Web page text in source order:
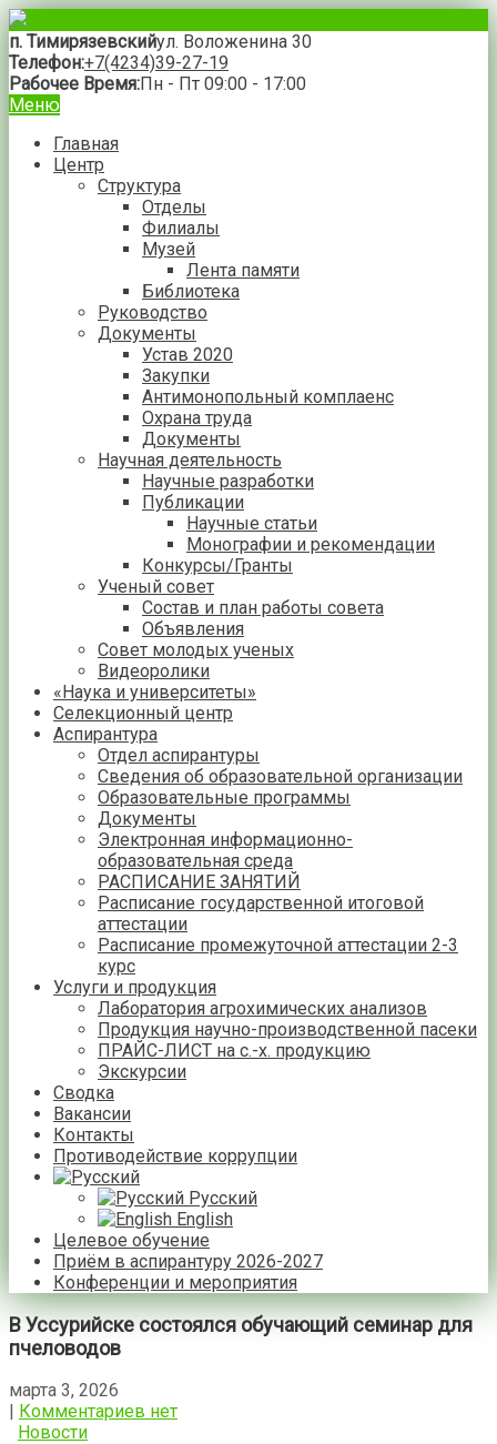
п. Тимирязевскийул. Воложенина 30
Телефон:+7(4234)39-27-19
Рабочее Время:Пн - Пт 09:00 - 17:00
Меню
Главная
Центр
Структура
Отделы
Филиалы
Музей
Лента памяти
Библиотека
Руководство
Документы
Устав 2020
Закупки
Антимонопольный комплаенс
Охрана труда
Документы
Научная деятельность
Научные разработки
Публикации
Научные статьи
Монографии и рекомендации
Конкурсы/Гранты
Ученый совет
Состав и план работы совета
Объявления
Совет молодых ученых
Видеоролики
«Наука и университеты»
Селекционный центр
Аспирантура
Отдел аспирантуры
Сведения об образовательной организации
Образовательные программы
Документы
Электронная информационно-
образовательная среда
РАСПИСАНИЕ ЗАНЯТИЙ
Расписание государственной итоговой
аттестации
Расписание промежуточной аттестации 2-3
курс
Услуги и продукция
Лаборатория агрохимических анализов
Продукция научно-производственной пасеки
ПРАЙС-ЛИСТ на с.-х. продукцию
Экскурсии
Сводка
Вакансии
Контакты
Противодействие коррупции
Русский
English
Целевое обучение
Приём в аспирантуру 2026-2027
Конференции и мероприятия
В Уссурийске состоялся обучающий семинар для
пчеловодов
марта 3, 2026
| Комментариев нет
Новости